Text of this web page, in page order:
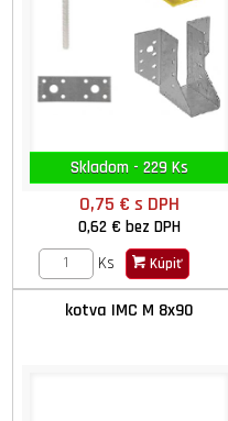
Skladom - 229 Ks
0,75 €s DPH
0,62 €bez DPH
Ks
Kúpiť
kotva IMC M 8x90